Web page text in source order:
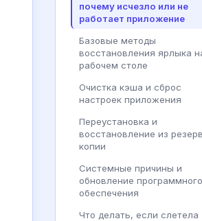
почему исчезло или не
работает приложение
Базовые методы
восстановления ярлыка
рабочем столе
Очистка кэша и сброс
настроек приложения
Переустановка и
восстановление из
копии
Системные причины и
обновление программного
обеспечения
Что делать, если слетела